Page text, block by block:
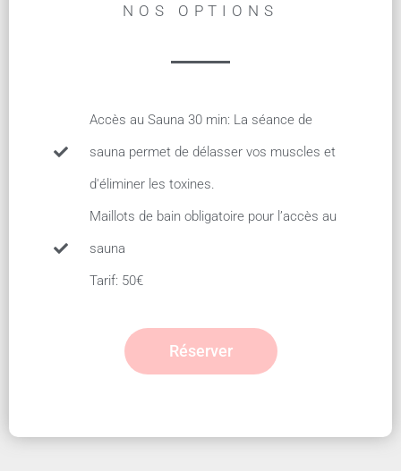
NOS OPTIONS
Accès au Sauna 30 min: La séance de
sauna permet de délasser vos muscles et
d'éliminer les toxines.
Maillots de bain obligatoire pour l’accès au
sauna
Tarif: 50€
Réserver